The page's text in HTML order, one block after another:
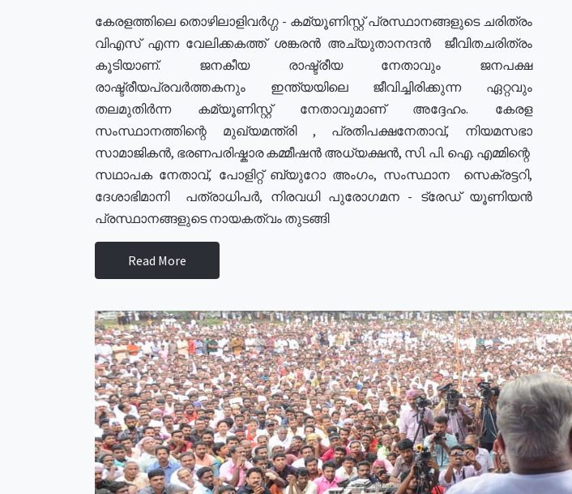
കേരളത്തിലെ തൊഴിലാളിവർഗ്ഗ - കമ്യൂണിസ്റ്റ് പ്രസ്ഥാനങ്ങളുടെ ചരിത്രം
വിഎസ് എന്ന വേലിക്കകത്ത് ശങ്കരൻ അച്യുതാനന്ദൻ ജീവിതചരിത്രം
കൂടിയാണ്. ജനകീയ രാഷ്ട്രീയ നേതാവും ജനപക്ഷ
രാഷ്ട്രീയപ്രവർത്തകനും ഇന്ത്യയിലെ ജീവിച്ചിരിക്കുന്ന ഏറ്റവും
തലമുതിർന്ന കമ്യൂണിസ്റ്റ് നേതാവുമാണ് അദ്ദേഹം. കേരള
സംസ്ഥാനത്തിന്റെ മുഖ്യമന്ത്രി , പ്രതിപക്ഷനേതാവ്, നിയമസഭാ
സാമാജികൻ, ഭരണപരിഷ്കാര കമ്മീഷൻ അധ്യക്ഷൻ, സി. പി. ഐ. എമ്മിന്റെ
സഥാപക നേതാവ്, പോളിറ്റ് ബ്യുറോ അംഗം, സംസ്ഥാന സെക്രട്ടറി,
ദേശാഭിമാനി പത്രാധിപർ, നിരവധി പുരോഗമന - ട്രേഡ് യൂണിയൻ
പ്രസ്ഥാനങ്ങളുടെ നായകത്വം തുടങ്ങി
Read More